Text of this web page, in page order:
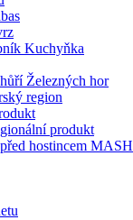
Kuchyňka
Železných hor
region
produkt
hostincem MASH